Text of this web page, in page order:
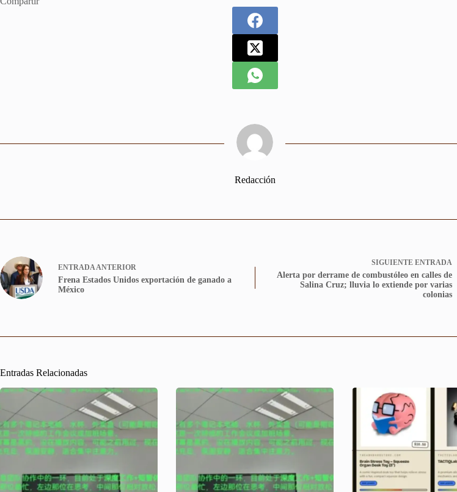
Redacción
ENTRADA ANTERIOR
Frena Estados Unidos exportación de ganado a
México
SIGUIENTE ENTRADA
Alerta por derrame de combustóleo en calles de
Salina Cruz; lluvia lo extiende por varias
colonias
Entradas Relacionadas